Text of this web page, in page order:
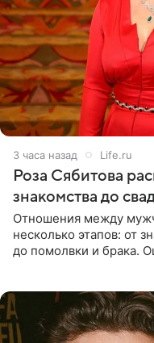
3 часа назад Life.ru
Роза Сябитова
знакомства до
Отношения между
несколько этапов: от
до помолвки и брака.